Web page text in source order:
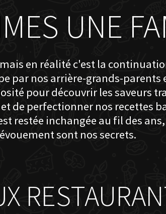
UNE
en réalité c'est la
par nos arrière-grands-
pour découvrir les saveurs
de perfectionner nos recettes
restée inchangée au fil des
sont nos secrets.